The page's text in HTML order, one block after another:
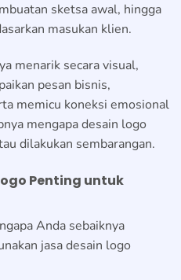
sketsa awal, hingga
masukan klien.
menarik secara visual,
pesan bisnis,
memicu koneksi emosional
mengapa desain logo
dilakukan sembarangan.
Penting untuk
Anda sebaiknya
jasa desain logo